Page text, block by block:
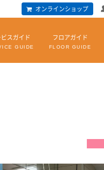
オンラインショップ
スガイド
GUIDE
フロアガイド
FLOOR GUIDE